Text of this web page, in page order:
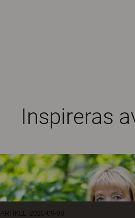
Inspireras
ARTIKEL 2020-09-08